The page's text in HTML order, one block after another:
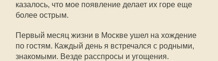
казалось, что мое появление делает их горе еще
более острым.
Первый месяц жизни в Москве ушел на хождение
по гостям. Каждый день я встречался с родными,
знакомыми. Везде расспросы и угощения.